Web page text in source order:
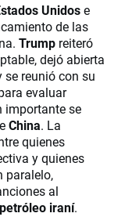
Unidose
de las
Trump reiteró
dejó abierta
reunió con su
evaluar
importante se
China. La
quienes
y quienes
paralelo,
al
petróleo iraní.